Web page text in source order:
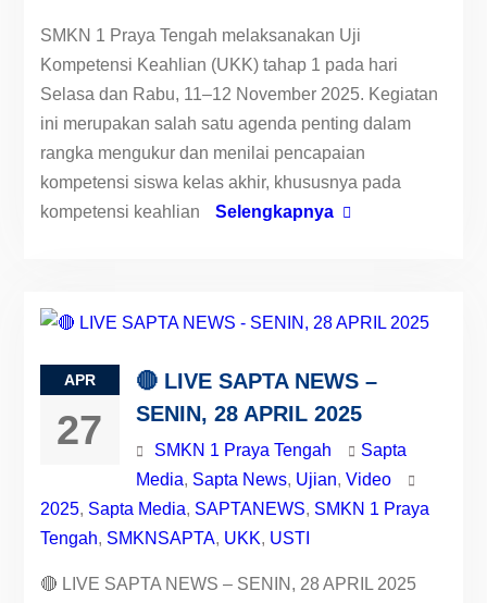
SMKN 1 Praya Tengah melaksanakan Uji
Kompetensi Keahlian (UKK) tahap 1 pada hari
Selasa dan Rabu, 11–12 November 2025. Kegiatan
ini merupakan salah satu agenda penting dalam
rangka mengukur dan menilai pencapaian
kompetensi siswa kelas akhir, khususnya pada
kompetensi keahlian
Selengkapnya
APR
27
🔴 LIVE SAPTA NEWS –
SENIN, 28 APRIL 2025
SMKN 1 Praya Tengah
Sapta
Media, Sapta News, Ujian, Video
2025, Sapta Media, SAPTANEWS, SMKN 1 Praya
Tengah, SMKNSAPTA, UKK, USTI
🔴 LIVE SAPTA NEWS – SENIN, 28 APRIL 2025